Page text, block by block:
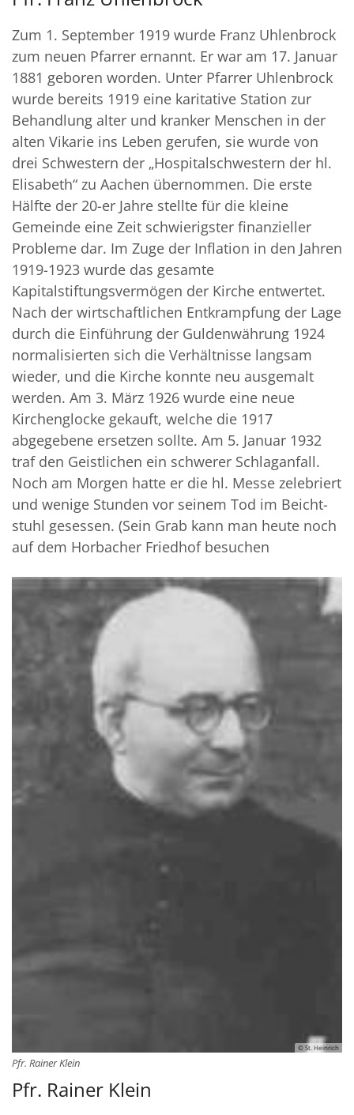
Zum 1. September 1919 wurde Franz Uhlenbrock
zum neuen Pfarrer ernannt. Er war am 17. Januar
1881 geboren worden. Unter Pfarrer Uhlenbrock
wurde bereits 1919 eine karitative Station zur
Behandlung alter und kranker Menschen in der
alten Vikarie ins Leben gerufen, sie wurde von
drei Schwestern der „Hospitalschwestern der hl.
Elisabeth“ zu Aachen übernommen. Die erste
Hälfte der 20-er Jahre stellte für die kleine
Gemeinde eine Zeit schwierigster finanzieller
Pro­ble­me dar. Im Zuge der Inflation in den Jahren
1919-1923 wurde das gesamte
Kapitalstiftungsvermögen der Kirche entwertet.
Nach der wirtschaftlichen Entkrampfung der Lage
durch die Einführung der Guldenwährung 1924
normalisierten sich die Verhältnisse langsam
wieder, und die Kirche konnte neu ausgemalt
werden. Am 3. März 1926 wurde eine neue
Kirchenglocke gekauft, welche die 1917
abgegebene ersetzen sollte. Am 5. Januar 1932
traf den Geistlichen ein schwerer Schlaganfall.
Noch am Morgen hatte er die hl. Messe zelebriert
und wenige Stunden vor seinem Tod im Beicht­
stuhl gesessen. (Sein Grab kann man heute noch
auf dem Horbacher Friedhof besuchen
© St. Heinrich
Pfr. Rainer Klein
Pfr. Rainer Klein